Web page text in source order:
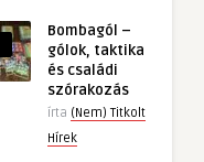
Bombagól –
gólok, taktika
és családi
szórakozás
írta (Nem) Titkolt
Hírek